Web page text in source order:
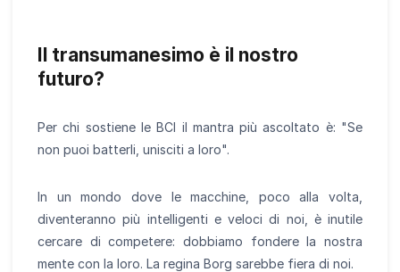
Il transumanesimo è il nostro
futuro?
Per chi sostiene le BCI il mantra più ascoltato è: "Se
non puoi batterli, unisciti a loro".
In un mondo dove le macchine, poco alla volta,
diventeranno più intelligenti e veloci di noi, è inutile
cercare di competere: dobbiamo fondere la nostra
mente con la loro. La regina Borg sarebbe fiera di noi.